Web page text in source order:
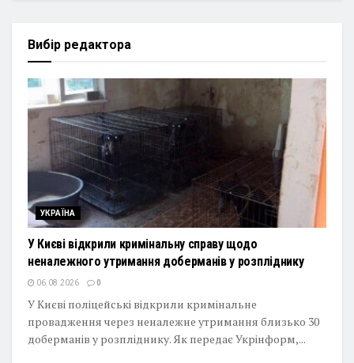
Вибір редактора
УКРАЇНА
У Києві відкрили кримінальну справу щодо
неналежного утримання доберманів у розпліднику
06.08.2026 0
У Києві поліцейські відкрили кримінальне
провадження через неналежне утримання близько 30
доберманів у розпліднику. Як передає Укрінформ,...